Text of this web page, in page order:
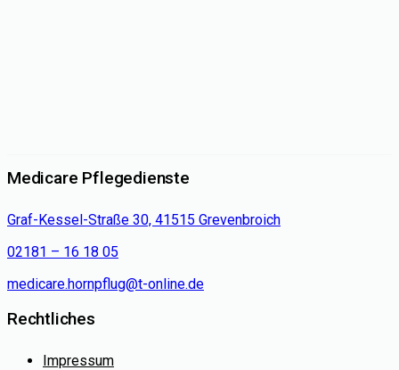
Medicare Pflegedienste
Graf-Kessel-Straße 30, 41515 Grevenbroich
02181 – 16 18 05
medicare.hornpflug@t-online.de
Rechtliches
Impressum